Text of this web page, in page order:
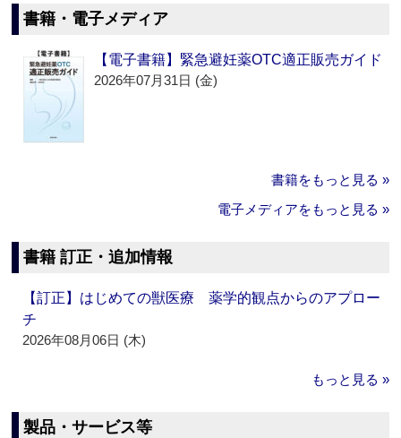
書籍・電子メディア
【電子書籍】緊急避妊薬OTC適正販売ガイド
2026年07月31日 (金)
書籍をもっと見る »
電子メディアをもっと見る »
書籍 訂正・追加情報
【訂正】はじめての獣医療 薬学的観点からのアプロー
チ
2026年08月06日 (木)
もっと見る »
製品・サービス等